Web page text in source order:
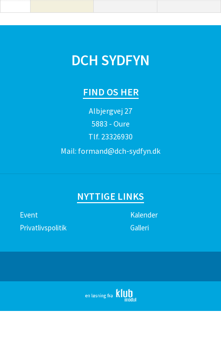
DCH SYDFYN
FIND OS HER
Albjergvej 27
5883 - Oure
Tlf. 23326930
Mail: formand@dch-sydfyn.dk
NYTTIGE LINKS
Event
Kalender
Privatlivspolitik
Galleri